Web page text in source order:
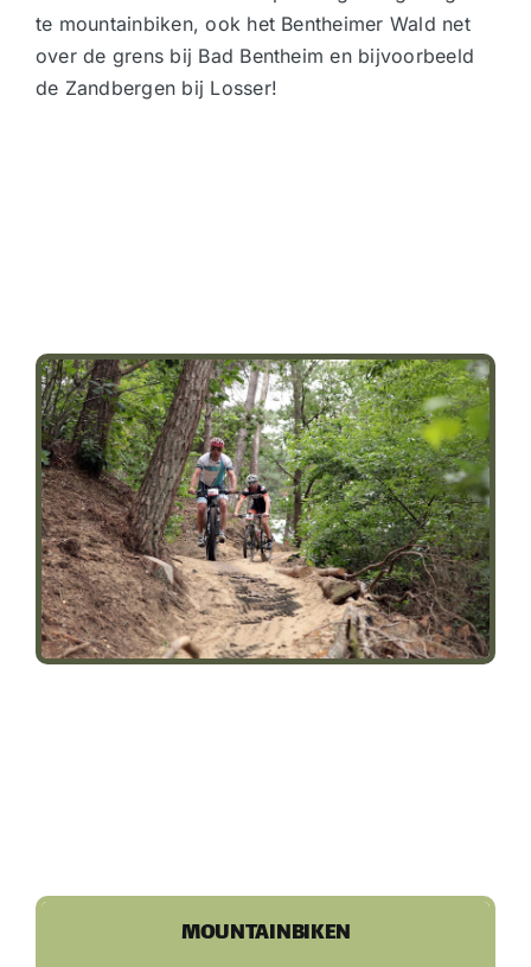
te mountainbiken, ook het Bentheimer Wald net
over de grens bij Bad Bentheim en bijvoorbeeld
de Zandbergen bij Losser!
MOUNTAINBIKEN